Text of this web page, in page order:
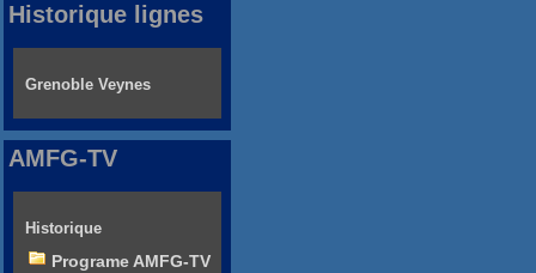
Historique lignes
Grenoble Veynes
AMFG-TV
Historique
Programe AMFG-TV